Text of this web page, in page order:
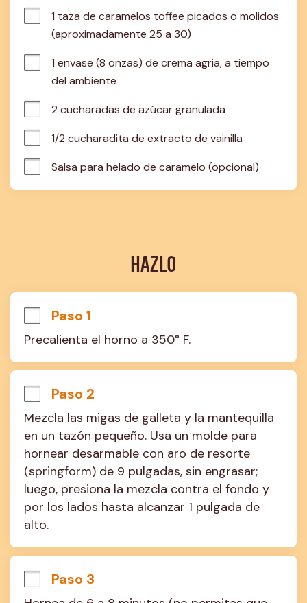
1 taza de caramelos toffee picados o molidos
(aproximadamente 25 a 30)
1 envase (8 onzas) de crema agria, a tiempo
del ambiente
2 cucharadas de azúcar granulada
1/2 cucharadita de extracto de vainilla
Salsa para helado de caramelo (opcional)
HAZLO
Paso 1
Precalienta el horno a 350° F.
Paso 2
Mezcla las migas de galleta y la mantequilla
en un tazón pequeño. Usa un molde para
hornear desarmable con aro de resorte
(springform) de 9 pulgadas, sin engrasar;
luego, presiona la mezcla contra el fondo y
por los lados hasta alcanzar 1 pulgada de
alto.
Paso 3